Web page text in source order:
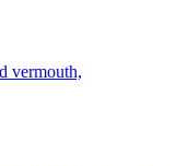
vermouth,